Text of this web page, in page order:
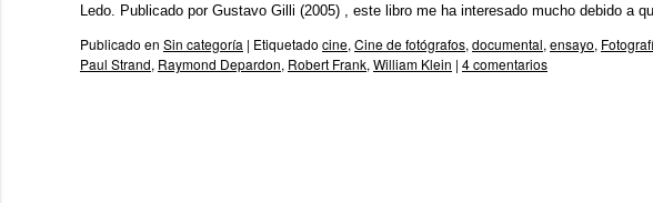
Ledo. Publicado por Gustavo Gilli (2005) , este libro me ha interesado mucho debido a
Publicado en Sin categoría | Etiquetado cine, Cine de fotógrafos, documental, ensayo,
Paul Strand, Raymond Depardon, Robert Frank, William Klein | 4 comentarios